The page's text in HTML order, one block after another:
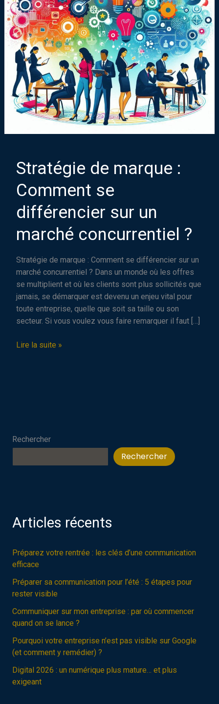
Rechercher
Rechercher
Articles récents
Préparez votre rentrée : les clés d’une communication
efficace
Préparer sa communication pour l’été : 5 étapes pour
rester visible
Communiquer sur mon entreprise : par où commencer
quand on se lance ?
Pourquoi votre entreprise n’est pas visible sur Google
(et comment y remédier) ?
Digital 2026 : un numérique plus mature… et plus
exigeant
Stratégie de marque :
Comment se
différencier sur un
marché concurrentiel ?
Stratégie de marque : Comment se différencier sur un
marché concurrentiel ? Dans un monde où les offres
se multiplient et où les clients sont plus sollicités que
jamais, se démarquer est devenu un enjeu vital pour
toute entreprise, quelle que soit sa taille ou son
secteur. Si vous voulez vous faire remarquer il faut […]
Stratégie
un
concurrentiel
Lire la suite »